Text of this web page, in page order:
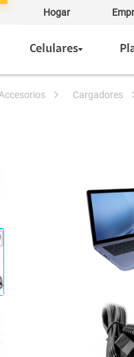
Hogar
Celulares
accesorios cargadores